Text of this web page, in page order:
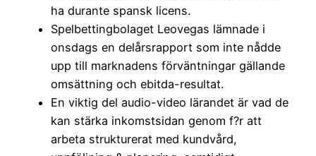
ha durante spansk licens.
Spelbettingbolaget Leovegas lämnade i
onsdags en delårsrapport som inte nådde
upp till marknadens förväntningar gällande
omsättning och ebitda-resultat.
En viktig del audio-video lärandet är vad de
kan stärka inkomstsidan genom f?r att
arbeta strukturerat med kundvård,